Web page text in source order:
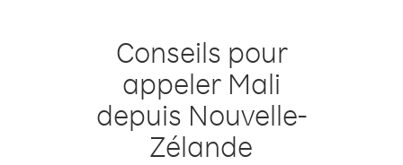
Conseils pour
appeler Mali
depuis Nouvelle-
Zélande